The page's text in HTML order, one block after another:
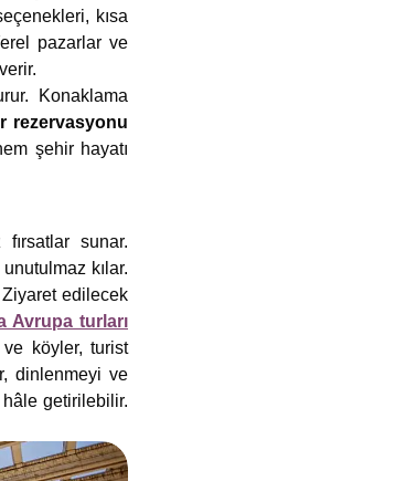
kısa
pazarlar ve
Konaklama
rezervasyonu
şehir hayatı
sunar.
kılar.
edilecek
Avrupa turları
ve köyler, turist
dinlenmeyi ve
getirilebilir.